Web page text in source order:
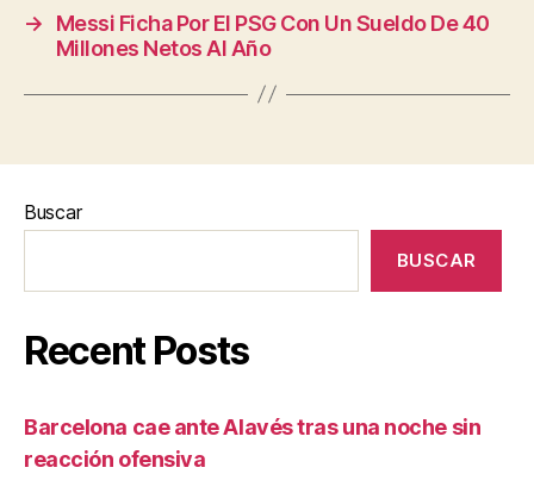
→
Messi Ficha Por El PSG Con Un Sueldo De 40
Millones Netos Al Año
Buscar
BUSCAR
Recent Posts
Barcelona cae ante Alavés tras una noche sin
reacción ofensiva